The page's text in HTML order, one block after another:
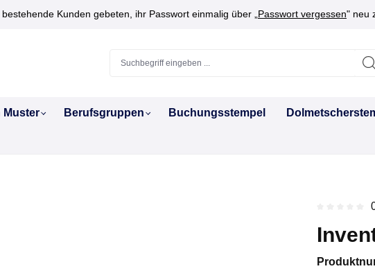
Kunden gebeten, ihr Passwort einmalig über „ Passwort vergessen" neu
Muster Berufsgruppen Buchungsstempel